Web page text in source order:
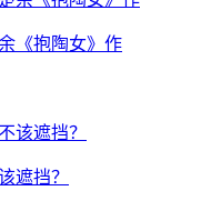
《抱陶女》作
遮挡？